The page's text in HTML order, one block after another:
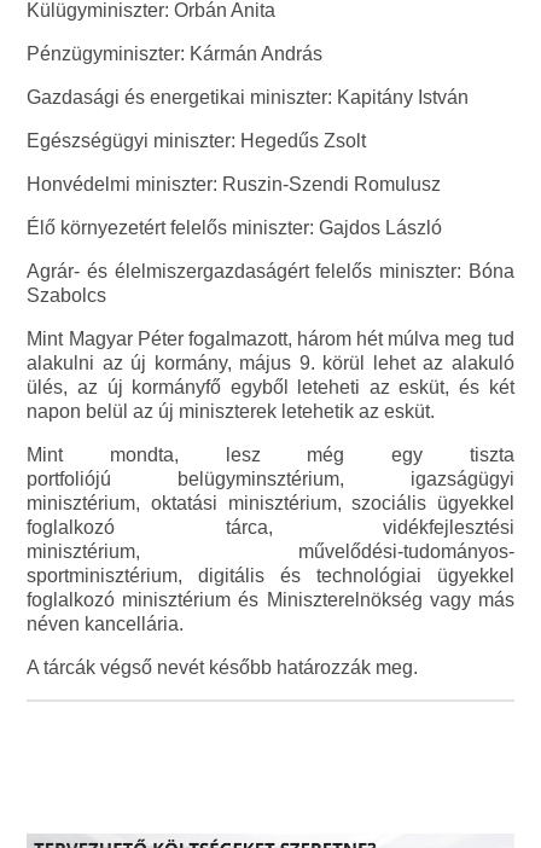
Külügyminiszter: Orbán Anita
Pénzügyminiszter: Kármán András
Gazdasági és energetikai miniszter: Kapitány István
Egészségügyi miniszter: Hegedűs Zsolt
Honvédelmi miniszter: Ruszin-Szendi Romulusz
Élő környezetért felelős miniszter: Gajdos László
Agrár- és élelmiszergazdaságért felelős miniszter: Bóna
Szabolcs
Mint Magyar Péter fogalmazott, három hét múlva meg tud
alakulni az új kormány, május 9. körül lehet az alakuló
ülés, az új kormányfő egyből leteheti az esküt, és két
napon belül az új miniszterek letehetik az esküt.
Mint mondta, lesz még egy tiszta
portfoliójú belügyminsztérium, igazságügyi
minisztérium, oktatási minisztérium, szociális ügyekkel
foglalkozó tárca, vidékfejlesztési
minisztérium, művelődési-tudományos-
sportminisztérium, digitális és technológiai ügyekkel
foglalkozó minisztérium és Miniszterelnökség vagy más
néven kancellária.
A tárcák végső nevét később határozzák meg.